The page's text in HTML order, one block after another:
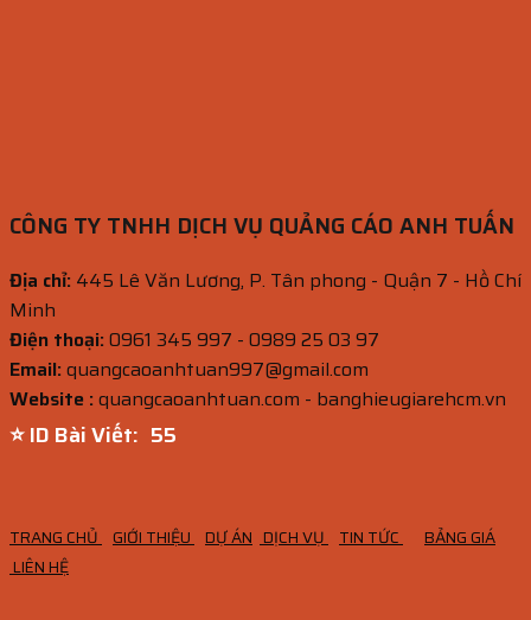
CÔNG TY TNHH DỊCH VỤ QUẢNG CÁO ANH TUẤN
Địa chỉ: 445 Lê Văn Lương, P. Tân phong - Quận 7 - Hồ Chí
Minh
Điện thoại:0961 345 997 - 0989 25 03 97
Email:quangcaoanhtuan997@gmail.com
Website :quangcaoanhtuan.com - banghieugiarehcm.vn
⭐ ID Bài Viết: 54
TRANG CHỦ GIỚI THIỆU DỰ ÁN DỊCH VỤ TIN TỨC
BẢNG GIÁ
LIÊN HỆ